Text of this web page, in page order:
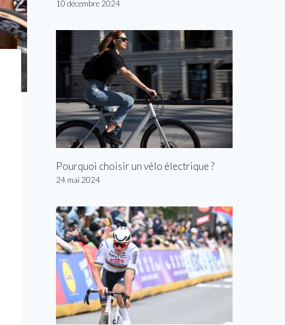
10 décembre 2024
Pourquoi choisir un vélo électrique ?
24 mai 2024